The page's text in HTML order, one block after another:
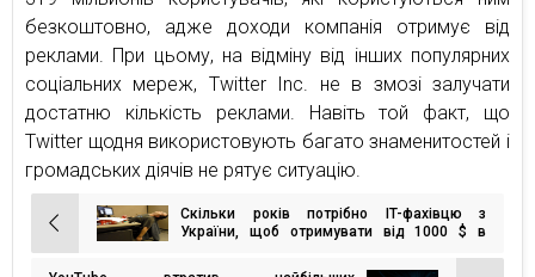
безкоштовно, адже доходи компанія отримує від
реклами. При цьому, на відміну від інших популярних
соціальних мереж, Twitter Inc. не в змозі залучати
достатню кількість реклами. Навіть той факт, що
Twitter щодня використовують багато знаменитостей і
громадських діячів не рятує ситуацію.
Навігація
записів
Скільки років потрібно IT-фахівцю з
України, щоб отримувати від 1000 $ в